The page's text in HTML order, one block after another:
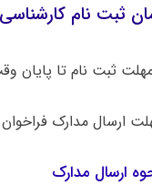
ثبت نام کارشناسی ارشد
ثبت نام تا پایان
ارسال مدارک
ارسال مدارک